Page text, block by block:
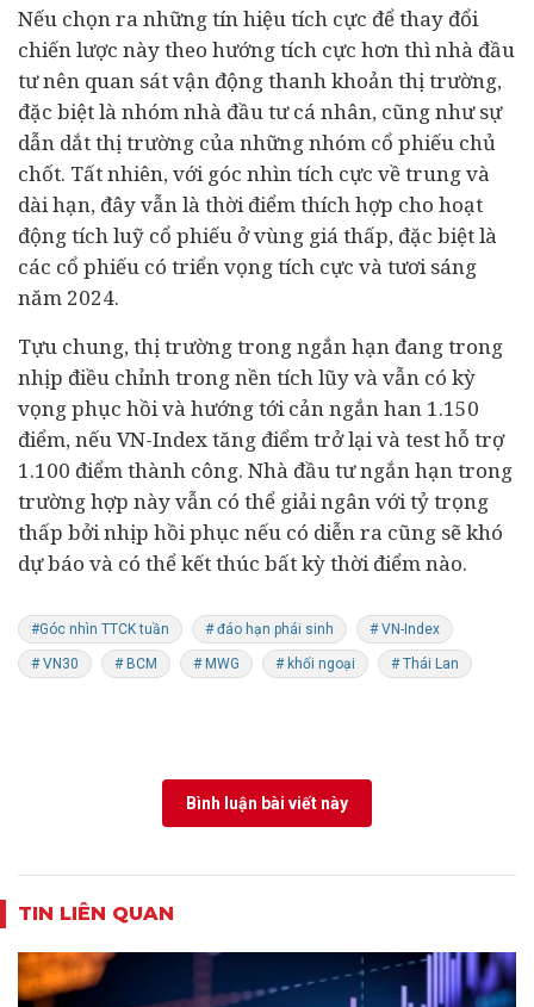
Nếu chọn ra những tín hiệu tích cực để thay đổi
chiến lược này theo hướng tích cực hơn thì nhà đầu
tư nên quan sát vận động thanh khoản thị trường,
đặc biệt là nhóm nhà đầu tư cá nhân, cũng như sự
dẫn dắt thị trường của những nhóm cổ phiếu chủ
chốt. Tất nhiên, với góc nhìn tích cực về trung và
dài hạn, đây vẫn là thời điểm thích hợp cho hoạt
động tích luỹ cổ phiếu ở vùng giá thấp, đặc biệt là
các cổ phiếu có triển vọng tích cực và tươi sáng
năm 2024.
Tựu chung, thị trường trong ngắn hạn đang trong
nhịp điều chỉnh trong nền tích lũy và vẫn có kỳ
vọng phục hồi và hướng tới cản ngắn han 1.150
điểm, nếu VN-Index tăng điểm trở lại và test hỗ trợ
1.100 điểm thành công. Nhà đầu tư ngắn hạn trong
trường hợp này vẫn có thể giải ngân với tỷ trọng
thấp bởi nhịp hồi phục nếu có diễn ra cũng sẽ khó
dự báo và có thể kết thúc bất kỳ thời điểm nào.
#Góc nhìn TTCK tuần # đáo hạn phái sinh # VN-Index
# VN30 # BCM # MWG # khối ngoại # Thái Lan
Bình luận bài viết này
TIN LIÊN QUAN